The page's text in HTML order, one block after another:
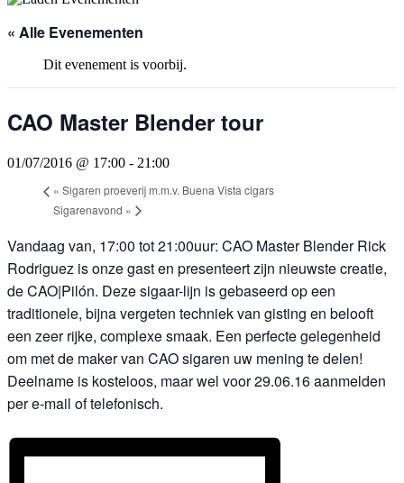
« Alle Evenementen
Dit evenement is voorbij.
CAO Master Blender tour
01/07/2016 @ 17:00 - 21:00
« Sigaren proeverij m.m.v. Buena Vista cigars
Sigarenavond »
Vandaag van, 17:00 tot 21:00uur: CAO Master Blender Rick
Rodriguez is onze gast en presenteert zijn nieuwste creatie,
de CAO|Pilón. Deze sigaar-lijn is gebaseerd op een
traditionele, bijna vergeten techniek van gisting en belooft
een zeer rijke, complexe smaak. Een perfecte gelegenheid
om met de maker van CAO sigaren uw mening te delen!
Deelname is kosteloos, maar wel voor 29.06.16 aanmelden
per e-mail of telefonisch.